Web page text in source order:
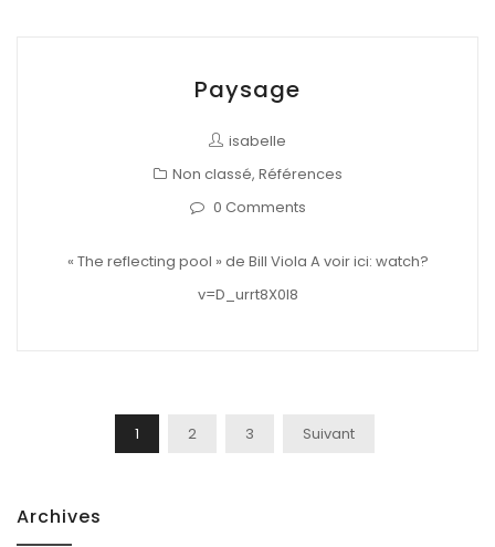
Paysage
isabelle
Non classé, Références
0 Comments
« The reflecting pool » de Bill Viola A voir ici: watch?
v=D_urrt8X0l8
Navigation1 2 3 Suivant
Archives